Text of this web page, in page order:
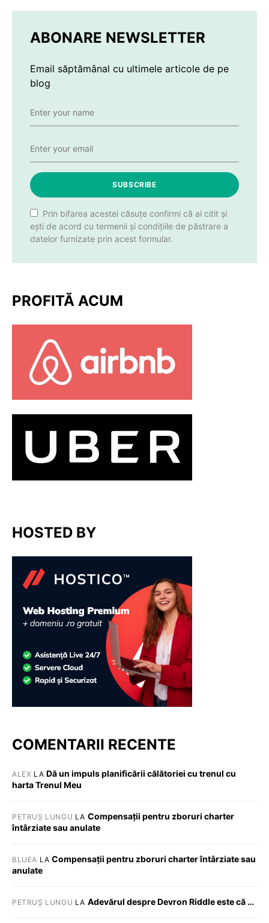
ABONARE NEWSLETTER
Email săptămânal cu ultimele articole de pe
blog
SUBSCRIBE
Prin bifarea acestei căsuțe confirmi că ai citit și
ești de acord cu termenii și condițiile de păstrare a
datelor furnizate prin acest formular.
PROFITĂ ACUM
HOSTED BY
COMENTARII RECENTE
ALEX LA Dă un impuls planificării călătoriei cu trenul cu
harta Trenul Meu
PETRUȘ LUNGU LA Compensații pentru zboruri charter
întârziate sau anulate
BLUEA LACompensații pentru zboruri charter întârziate sau
anulate
PETRUȘ LUNGU LA Adevărul despre Devron Riddle este că …